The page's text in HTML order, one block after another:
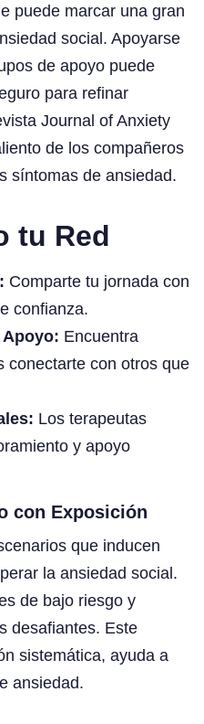
puede marcar una gran
social. Apoyarse
de apoyo puede
para refinar
Journal of Anxiety
de los compañeros
síntomas de ansiedad.
tu Red
Comparte tu jornada con
confianza.
Apoyo: Encuentra
conectarte con otros que
Los terapeutas
y apoyo
con Exposición
que inducen
la ansiedad social.
de bajo riesgo y
desafiantes. Este
sistemática, ayuda a
ansiedad.